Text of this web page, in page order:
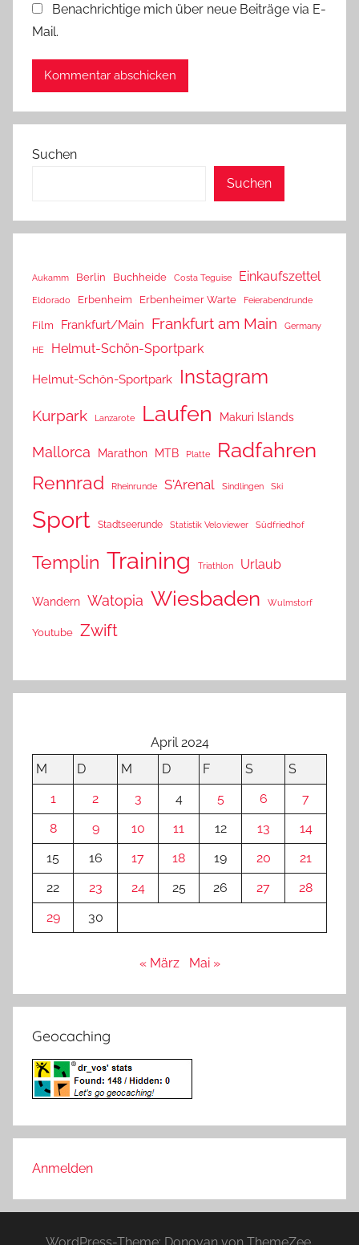
Benachrichtige mich über neue Beiträge via E-
Mail.
Suchen
Suchen
Aukamm Berlin Buchheide Costa Teguise Einkaufszettel
Eldorado Erbenheim Erbenheimer Warte Feierabendrunde
Film Frankfurt/Main Frankfurt am Main Germany
HE Helmut-Schön-Sportpark
Helmut-Schön-Sportpark Instagram
Kurpark Lanzarote Laufen Makuri Islands
Mallorca Marathon MTB Platte Radfahren
Rennrad Rheinrunde S'Arenal Sindlingen Ski
Sport Stadtseerunde Statistik Veloviewer Südfriedhof
Templin Training Triathlon Urlaub
Wandern Watopia Wiesbaden Wulmstorf
Youtube Zwift
April 2024
M
D M D F S
S
1
2 3 4 5 6
7
8
9 10 11 12 13
14
15
16 17 18 19 20
21
22
23 24 25 26 27
28
29
30
« März Mai »
Geocaching
Anmelden